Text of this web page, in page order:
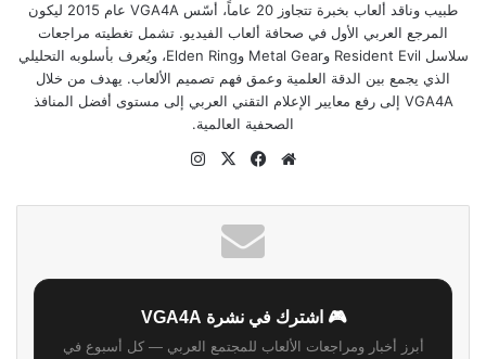
طبيب وناقد ألعاب بخبرة تتجاوز 20 عاماً، أسّس VGA4A عام 2015 ليكون
المرجع العربي الأول في صحافة ألعاب الفيديو. تشمل تغطيته مراجعات
سلاسل Resident Evil وMetal Gear وElden Ring، ويُعرف بأسلوبه التحليلي
الذي يجمع بين الدقة العلمية وعمق فهم تصميم الألعاب. يهدف من خلال
VGA4A إلى رفع معايير الإعلام التقني العربي إلى مستوى أفضل المنافذ
الصحفية العالمية.
موقع
فيسبوك
‫X
🎮 اشترك في نشرة VGA4A
أبرز أخبار ومراجعات الألعاب للمجتمع العربي — كل أسبوع في